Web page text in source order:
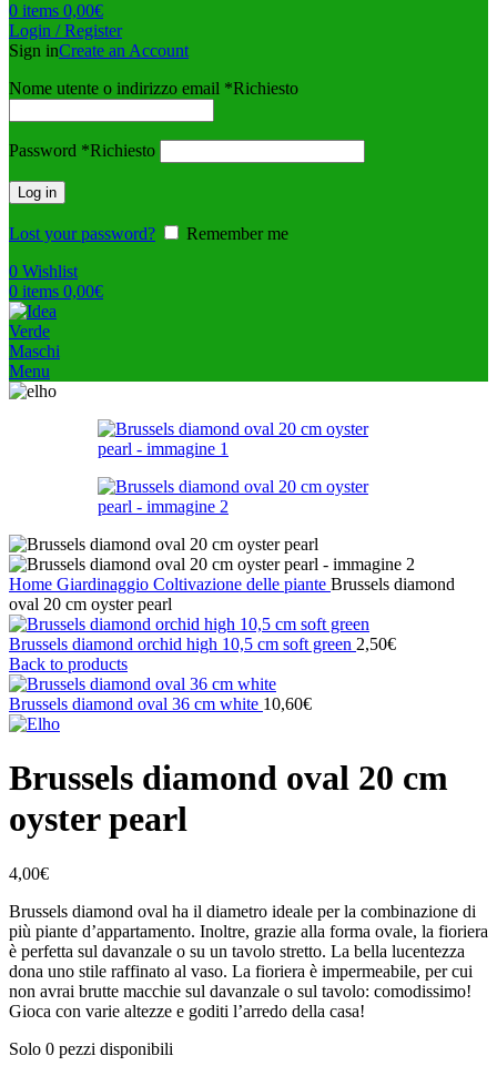
0 items 0,00€
Login / Register
Sign inCreate an Account
Nome utente o indirizzo email *Richiesto
Password *Richiesto
Log in
Lost your password?
Remember me
0 Wishlist
0 items 0,00€
Menu
Home Giardinaggio Coltivazione delle piante Brussels diamond
oval 20 cm oyster pearl
Brussels diamond orchid high 10,5 cm soft green 2,50€
Back to products
Brussels diamond oval 36 cm white 10,60€
Brussels diamond oval 20 cm
oyster pearl
4,00€
Brussels diamond oval ha il diametro ideale per la combinazione di
più piante d’appartamento. Inoltre, grazie alla forma ovale, la fioriera
è perfetta sul davanzale o su un tavolo stretto. La bella lucentezza
dona uno stile raffinato al vaso. La fioriera è impermeabile, per cui
non avrai brutte macchie sul davanzale o sul tavolo: comodissimo!
Gioca con varie altezze e goditi l’arredo della casa!
Solo 0 pezzi disponibili